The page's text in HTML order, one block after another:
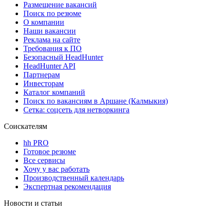
Размещение вакансий
Поиск по резюме
О компании
Наши вакансии
Реклама на сайте
Требования к ПО
Безопасный HeadHunter
HeadHunter API
Партнерам
Инвесторам
Каталог компаний
Поиск по вакансиям в Аршане (Калмыкия)
Сетка: соцсеть для нетворкинга
Соискателям
hh PRO
Готовое резюме
Все сервисы
Хочу у вас работать
Производственный календарь
Экспертная рекомендация
Новости и статьи